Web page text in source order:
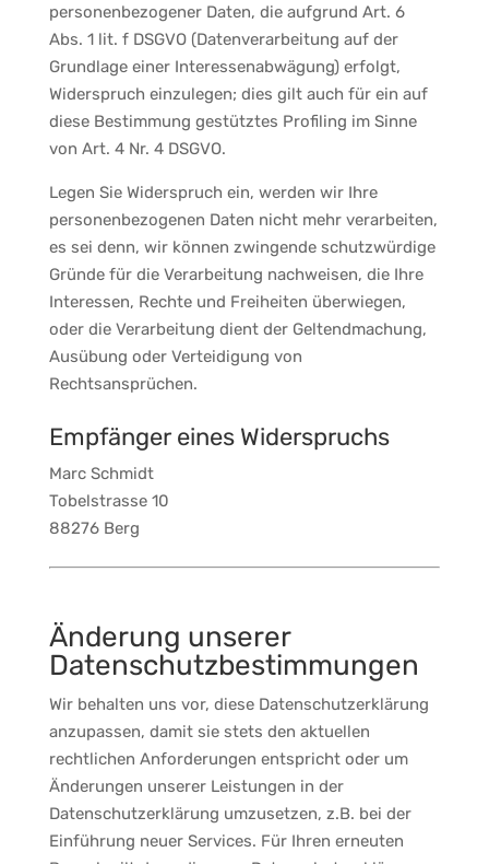
personenbezogener Daten, die aufgrund Art. 6
Abs. 1 lit. f DSGVO (Datenverarbeitung auf der
Grundlage einer Interessenabwägung) erfolgt,
Widerspruch einzulegen; dies gilt auch für ein auf
diese Bestimmung gestütztes Profiling im Sinne
von Art. 4 Nr. 4 DSGVO.
Legen Sie Widerspruch ein, werden wir Ihre
personenbezogenen Daten nicht mehr verarbeiten,
es sei denn, wir können zwingende schutzwürdige
Gründe für die Verarbeitung nachweisen, die Ihre
Interessen, Rechte und Freiheiten überwiegen,
oder die Verarbeitung dient der Geltendmachung,
Ausübung oder Verteidigung von
Rechtsansprüchen.
Empfänger eines Widerspruchs
Marc Schmidt
Tobelstrasse 10
88276 Berg
Änderung unserer
Datenschutzbestimmungen
Wir behalten uns vor, diese Datenschutzerklärung
anzupassen, damit sie stets den aktuellen
rechtlichen Anforderungen entspricht oder um
Änderungen unserer Leistungen in der
Datenschutzerklärung umzusetzen, z.B. bei der
Einführung neuer Services. Für Ihren erneuten